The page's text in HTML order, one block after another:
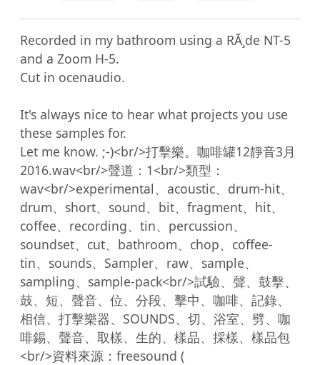
Recorded in my bathroom using a RĂ¸de NT-5
and a Zoom H-5.
Cut in ocenaudio.
It's always nice to hear what projects you use
these samples for.
Let me know. ;-)<br/>打擊樂。咖啡罐12靜音3月
2016.wav<br/>聲道：1<br/>類型：
wav<br/>experimental、acoustic、drum-hit、
drum、short、sound、bit、fragment、hit、
coffee、recording、tin、percussion、
soundset、cut、bathroom、chop、coffee-
tin、sounds、Sampler、raw、sample、
sampling、sample-pack<br/>試驗、聲、鼓擊、
鼓、短、聲音、位、分段、擊中、咖啡、記錄、
相信、打擊樂器、SOUNDS、切、浴室、劈、咖
啡錫、聲音、取樣、生的、樣品、採樣、樣品包
<br/>資料來源：freesound (